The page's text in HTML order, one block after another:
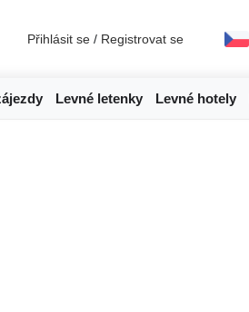
Přihlásit se / Registrovat se
Levné letenky Levné hotely